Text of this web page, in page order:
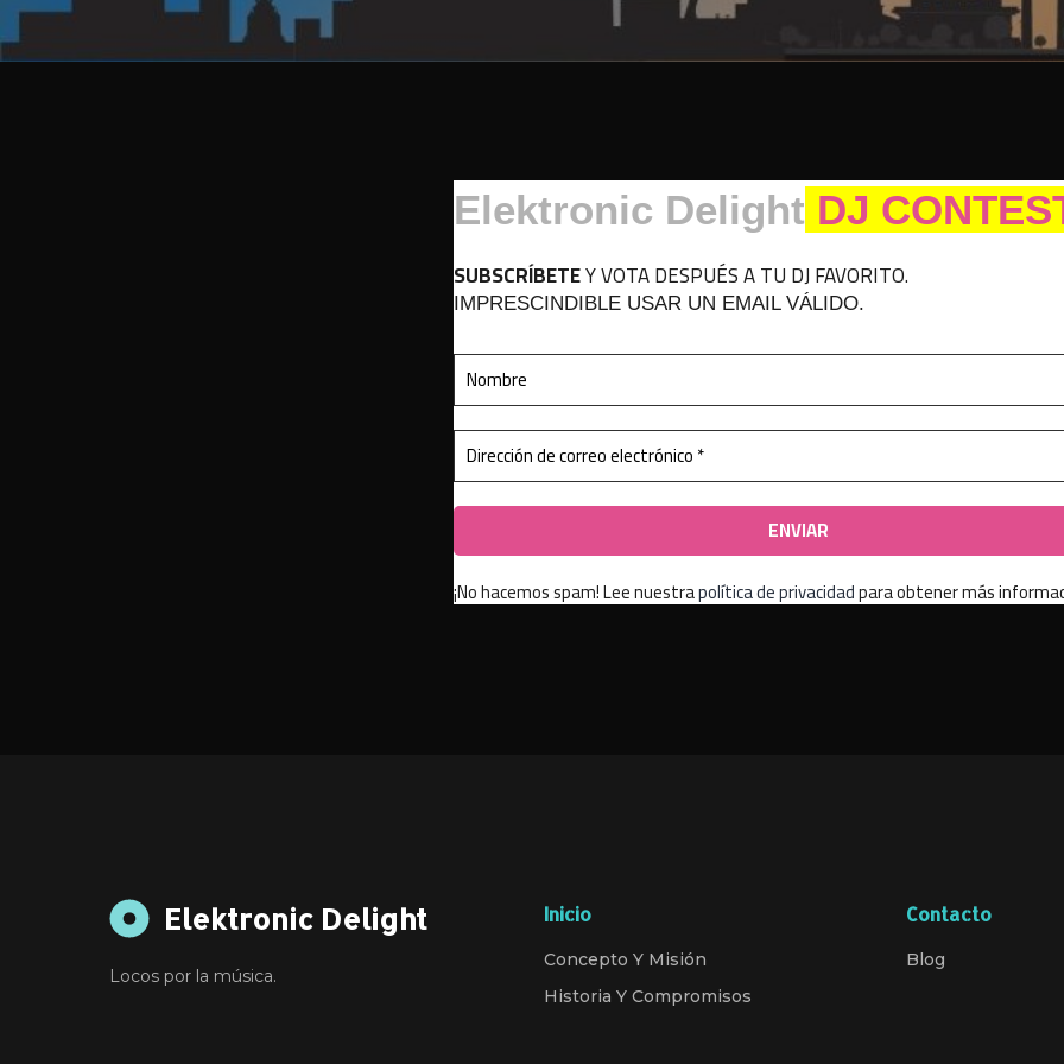
Elektronic Delight DJ
SUBSCRÍBETEY VOTA DESPUÉS A TU DJ FAVORITO.
IMPRESCINDIBLE USAR UN EMAIL VÁLIDO.
¡No hacemos spam! Lee nuestrapolítica de privacidadpara obtener más
Elektronic Delight
Locos por la música.
Inicio
Concepto Y Misión
Historia Y Compromisos
Contacto
Blog